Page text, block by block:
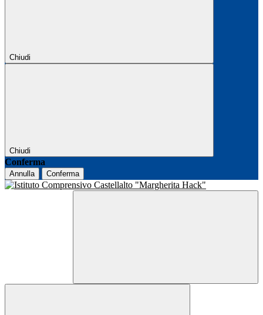
Chiudi
Chiudi
Conferma
Annulla Conferma